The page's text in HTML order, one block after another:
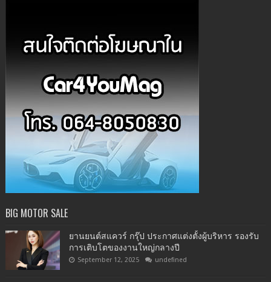
BIG MOTOR SALE
ยานยนต์สแควร์ กรุ๊ป ประกาศแต่งตั้งผู้บริหาร รองรับ
การเติบโตของงานใหญ่กลางปี
September 12, 2025 undefined